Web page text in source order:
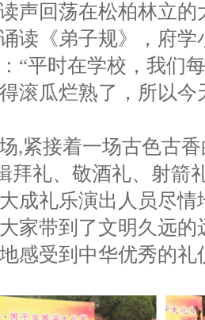
声回荡在松柏林立
读《弟子规》，府
“平时在学校，我们
滚瓜烂熟了，所以
,紧接着一场古色古
拜礼、敬酒礼、射箭
成礼乐演出人员尽
家带到了文明久远
感受到中华优秀的礼